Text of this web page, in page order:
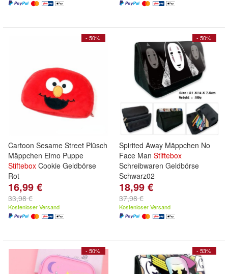
- 50%
Cartoon Sesame Street Plüsch
Mäppchen Elmo Puppe
Stiftebox Cookie Geldbörse
Rot
16,99 €
33,98 €
Kostenloser Versand
- 50%
Spirited Away Mäppchen No
Face Man Stiftebox
Schreibwaren Geldbörse
Schwarz02
18,99 €
37,98 €
Kostenloser Versand
- 50% - 53%